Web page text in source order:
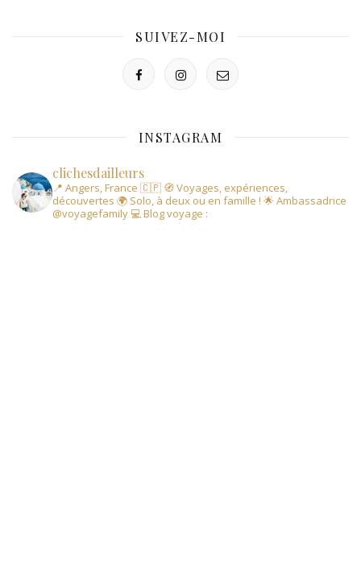
SUIVEZ-MOI
INSTAGRAM
clichesdailleurs
📍 Angers, France 🇨🇵 🧭 Voyages, expériences,
découvertes 🌍 Solo, à deux ou en famille ! 🌟 Ambassadrice
@voyagefamily 💻 Blog voyage :